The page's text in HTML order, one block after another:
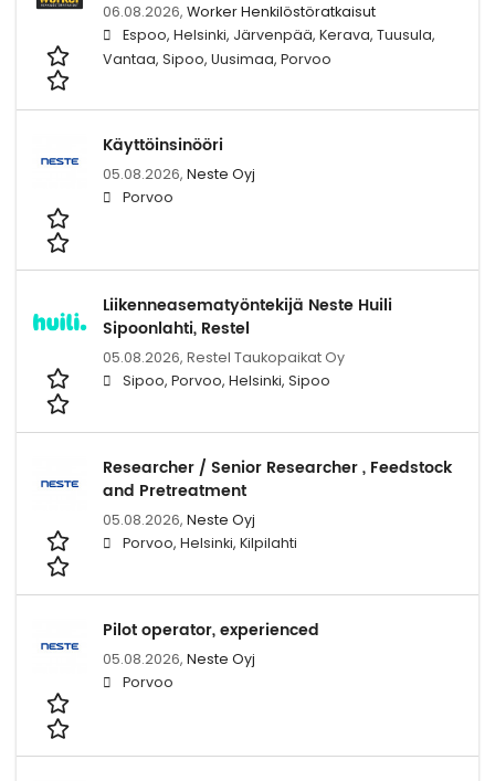
06.08.2026, Worker Henkilöstöratkaisut
Espoo, Helsinki, Järvenpää, Kerava, Tuusula,
Vantaa, Sipoo, Uusimaa, Porvoo
Käyttöinsinööri
05.08.2026, Neste Oyj
Porvoo
Liikenneasematyöntekijä Neste Huili
Sipoonlahti, Restel
05.08.2026, Restel Taukopaikat Oy
Sipoo, Porvoo, Helsinki, Sipoo
Researcher / Senior Researcher , Feedstock
and Pretreatment
05.08.2026, Neste Oyj
Porvoo, Helsinki, Kilpilahti
Pilot operator, experienced
05.08.2026, Neste Oyj
Porvoo